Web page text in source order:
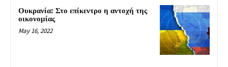
Ουκρανία: Στο επίκεντρο η αντοχή της
οικονομίας
May 16, 2022